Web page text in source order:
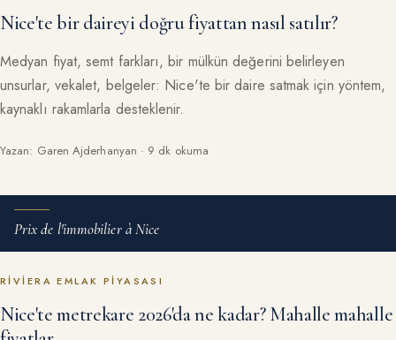
Nice'te bir daireyi doğru fiyattan nasıl satılır?
Medyan fiyat, semt farkları, bir mülkün değerini belirleyen
unsurlar, vekalet, belgeler: Nice'te bir daire satmak için yöntem,
kaynaklı rakamlarla desteklenir.
Yazan: Garen Ajderhanyan · 9 dk okuma
Prix de l'immobilier à Nice
RIVIERA EMLAK PIYASASI
Nice'te metrekare 2026'da ne kadar? Mahalle mahalle